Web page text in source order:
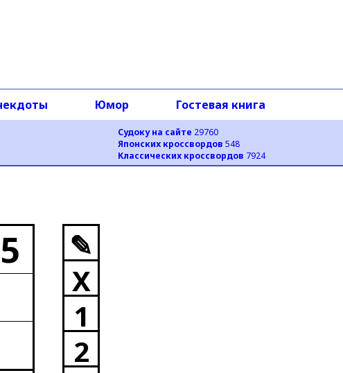
Судоку на сайте 29760
Японских кроссвордов 548
Классических кроссвордов 7924
Юмор Гостевая книга
5
✎
X
1
2